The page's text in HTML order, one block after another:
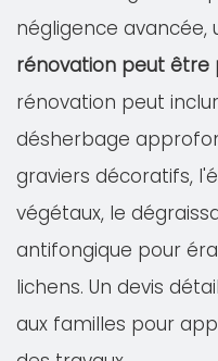
négligence avancée,
rénovation peut être
rénovation peut
désherbage
graviers décoratifs,
végétaux, le
antifongique pour
lichens. Un devis
aux familles pour